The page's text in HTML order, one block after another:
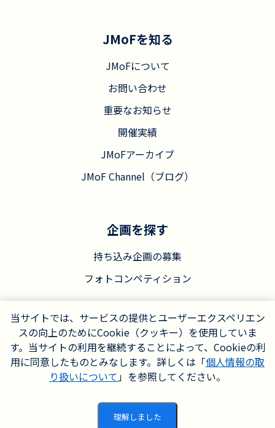
JMoFを知る
JMoFについて
お問い合わせ
重要なお知らせ
開催実績
JMoFアーカイブ
JMoF Channel（ブログ）
企画を探す
持ち込み企画の募集
フォトコンペティション
© JMoF実行委員会
当サイトでは、サービスの提供とユーザーエクスペリエン
スの向上のためにCookie（クッキー）を使用していま
す。当サイトの利用を継続することによって、Cookieの利
用に同意したものとみなします。詳しくは「個人情報の取
り扱いについて」を参照してください。
理解しました